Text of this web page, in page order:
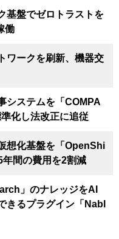
基盤でゼロトラストを
働
ワークを刷新、機器交
システムを「COMPA
化し法改正に追従
想化基盤を「OpenShi
間の費用を2割減
」のナレッジをAI
きるプラグイン「Nabl